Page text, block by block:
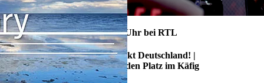
17./18. August 2026, ca. 00:35 Uhr bei RTL
ALLTAGSKÄMPFER - So tickt Deutschland! |
Mission Oktagon - Kampf um den Platz im Käfig